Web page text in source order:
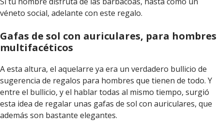
véneto social, adelante con este regalo.
Gafas de sol con auriculares, para hombres
multifacéticos
A esta altura, el aquelarre ya era un verdadero bullicio de
sugerencia de regalos para hombres que tienen de todo. Y
entre el bullicio, y el hablar todas al mismo tiempo, surgió
esta idea de regalar unas gafas de sol con auriculares, que
además son bastante elegantes.